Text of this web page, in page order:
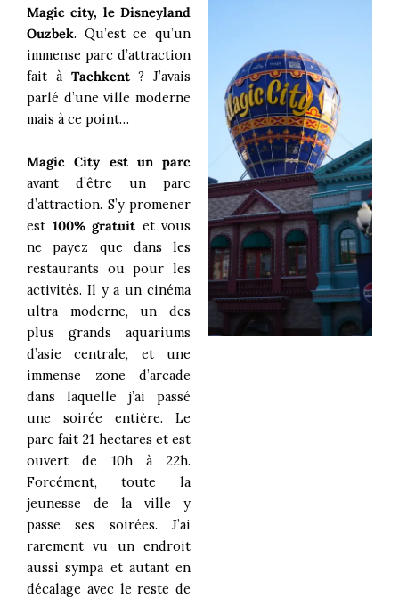
Magic city, le Disneyland
Ouzbek. Qu’est ce qu’un
immense parc d’attraction
fait à Tachkent? J’avais
parlé d’une ville moderne
mais à ce point…
Magic City est un parc
avant d’être un parc
d’attraction. S’y promener
est 100% gratuit et vous
ne payez que dans les
restaurants ou pour les
activités. Il y a un cinéma
ultra moderne, un des
plus grands aquariums
d’asie centrale, et une
immense zone d’arcade
dans laquelle j’ai passé
une soirée entière. Le
parc fait 21 hectares et est
ouvert de 10h à 22h.
Forcément, toute la
jeunesse de la ville y
passe ses soirées. J’ai
rarement vu un endroit
aussi sympa et autant en
décalage avec le reste de